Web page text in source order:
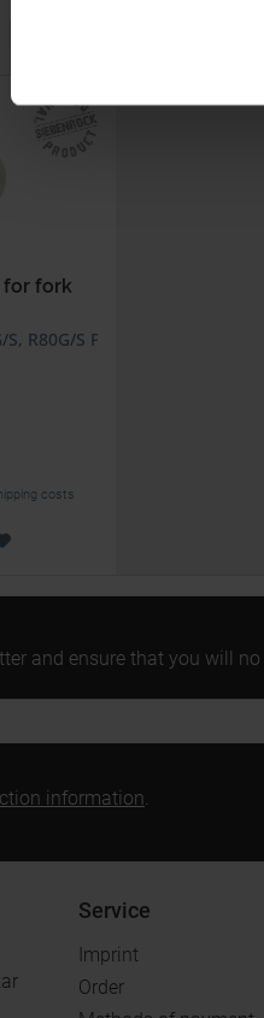
fork
R80G/S PD
costs
and ensure that you will
information.
Service
Imprint
Order